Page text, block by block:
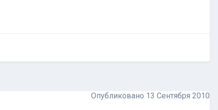
Опубликовано 13 Сентября 2010